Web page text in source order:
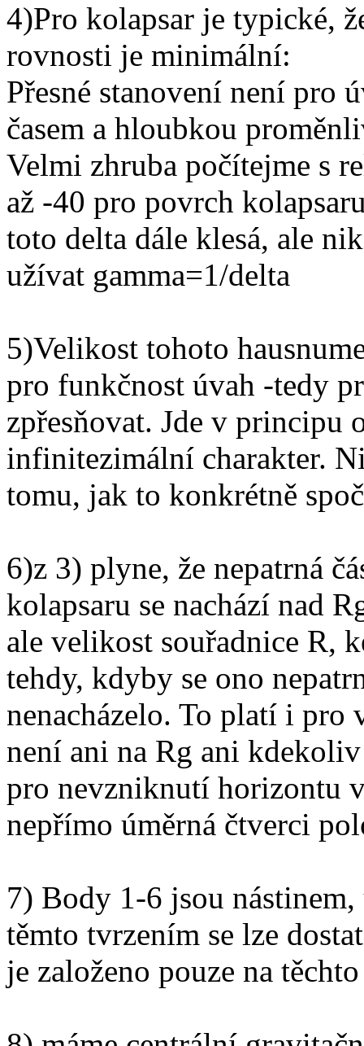
4)Pro kolapsar je typické,
rovnosti je minimální:
Přesné stanovení není pro
časem a hloubkou
Velmi zhruba počítejme s
až -40 pro povrch
toto delta dále klesá, ale
užívat gamma=1/delta
5)Velikost tohoto
pro funkčnost úvah -tedy
zpřesňovat. Jde v principu
infinitezimální charakter.
tomu, jak to konkrétně
6)z 3) plyne, že nepatrná
kolapsaru se nachází nad
ale velikost souřadnice R,
tehdy, kdyby se ono
nenacházelo. To platí i
není ani na Rg ani
pro nevzniknutí horizontu
nepřímo úměrná čtverci
7) Body 1-6 jsou
těmto tvrzením se lze
je založeno pouze na